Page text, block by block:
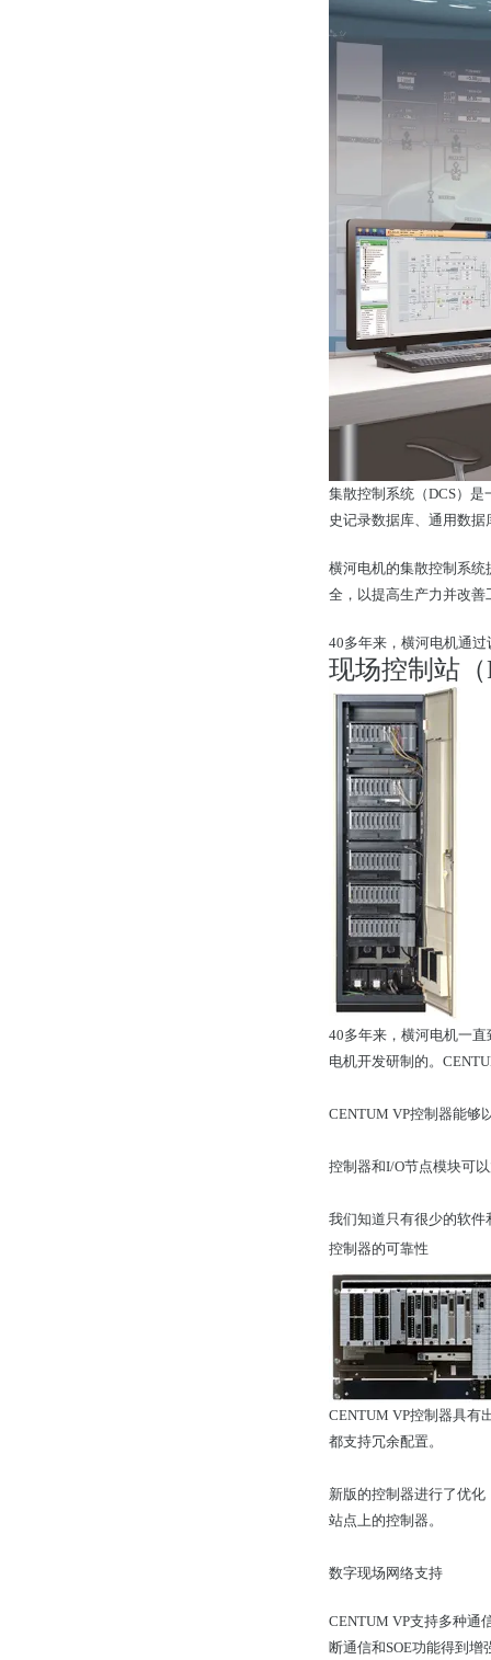
集散控制系统（DCS）
史记录数据库、通用数
横河电机的集散控制系
全，以提高生产力并改善
40多年来，横河电机通
现场控制站（
40多年来，横河电机一
电机开发研制的。
CENTUM VP控制器能够
控制器和I/O节点模块可
我们知道只有很少的软件
控制器的可靠性
CENTUM VP控制器具有
都支持冗余配置。
新版的控制器进行了优
站点上的控制器。
数字现场网络支持
CENTUM VP支持多种通
断通信和SOE功能得到